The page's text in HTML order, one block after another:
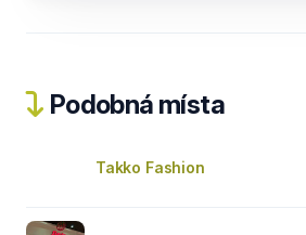
Podobná místa
Takko Fashion